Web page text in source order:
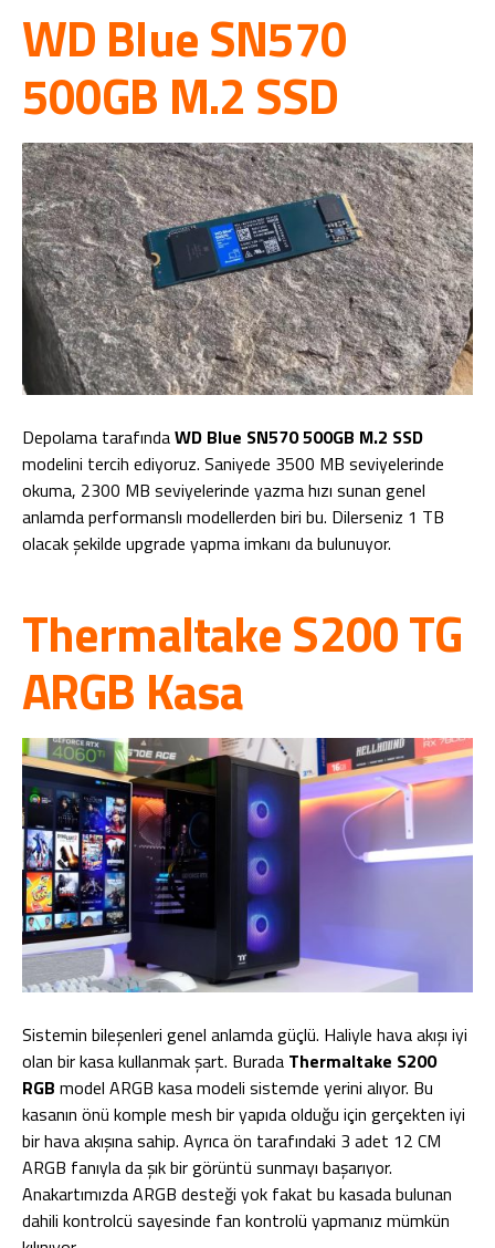
WD Blue SN570
500GB M.2 SSD
Depolama tarafındaWD Blue SN570 500GB M.2 SSD
modelini tercih ediyoruz. Saniyede 3500 MB seviyelerinde
okuma, 2300 MB seviyelerinde yazma hızı sunan genel
anlamda performanslı modellerden biri bu. Dilerseniz 1 TB
olacak şekilde upgrade yapma imkanı da bulunuyor.
Thermaltake S200 TG
ARGB Kasa
Sistemin bileşenleri genel anlamda güçlü. Haliyle hava akışı iyi
olan bir kasa kullanmak şart. Burada Thermaltake S200
RGB model ARGB kasa modeli sistemde yerini alıyor. Bu
kasanın önü komple mesh bir yapıda olduğu için gerçekten iyi
bir hava akışına sahip. Ayrıca ön tarafındaki 3 adet 12 CM
ARGB fanıyla da şık bir görüntü sunmayı başarıyor.
Anakartımızda ARGB desteği yok fakat bu kasada bulunan
dahili kontrolcü sayesinde fan kontrolü yapmanız mümkün